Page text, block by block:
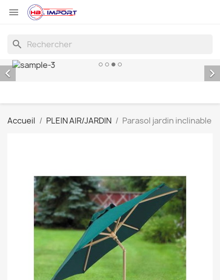

search
 
Accueil PLEIN AIR/JARDIN Parasol jardin inclinable